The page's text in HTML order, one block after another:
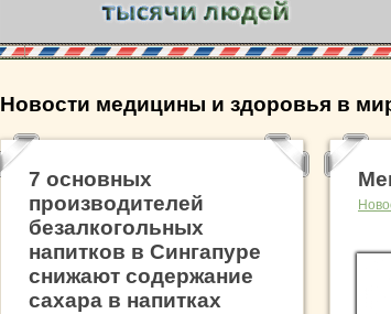
Новости медицины и здоровья в
7 основных
производителей
безалкогольных
напитков в Сингапуре
снижают содержание
сахара в напитках